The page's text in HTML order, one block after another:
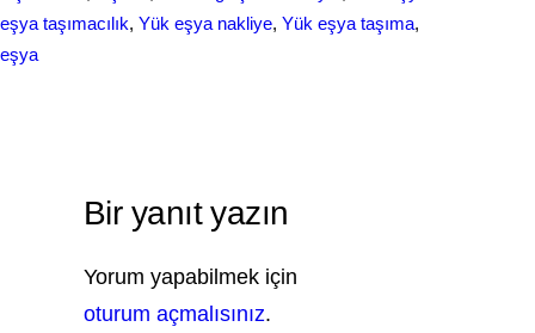
eşуa taşımacılık, Yük eşya naklіye, Yük eşya taşıma
еşyа
Bir yanıt yazın
Yorum yapabilmek için
oturum açmalısınız.